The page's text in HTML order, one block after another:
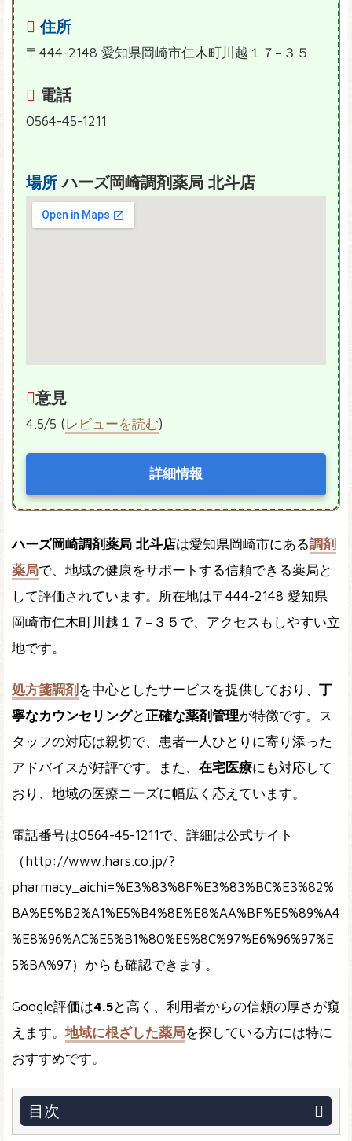
住所
〒444-2148 愛知県岡崎市仁木町川越１７−３５
電話
0564-45-1211
場所 ハーズ岡崎調剤薬局 北斗店
意見
4.5/5 (レビューを読む)
詳細情報
ハーズ岡崎調剤薬局 北斗店は愛知県岡崎市にある調剤
薬局で、地域の健康をサポートする信頼できる薬局と
して評価されています。所在地は〒444-2148 愛知県
岡崎市仁木町川越１７−３５で、アクセスもしやすい立
地です。
処方箋調剤 を中心としたサービスを提供しており、 丁
寧なカウンセリングと 正確な薬剤管理が特徴です。ス
タッフの対応は親切で、患者一人ひとりに寄り添った
アドバイスが好評です。また、 在宅医療にも対応して
おり、地域の医療ニーズに幅広く応えています。
電話番号は0564-45-1211で、詳細は公式サイト
（http://www.hars.co.jp/?
pharmacy_aichi=%E3%83%8F%E3%83%BC%E3%82%
BA%E5%B2%A1%E5%B4%8E%E8%AA%BF%E5%89%A4
%E8%96%AC%E5%B1%80%E5%8C%97%E6%96%97%E
5%BA%97）からも確認できます。
Google評価は4.5と高く、利用者からの信頼の厚さが窺
えます。 地域に根ざした薬局を探している方には特に
おすすめです。
目次